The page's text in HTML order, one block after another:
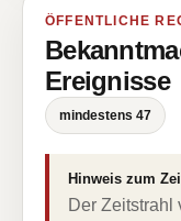
ÖFFENTLICHE
Ereignisse
mindestens 47
Hinweis zum
Der Zeitstrahl